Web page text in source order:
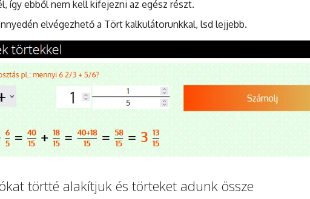
így ebből nem kell kifejezni az egész részt.
elvégezhető a Tört kalkulátorunkkal, lsd lejjebb.
törtté alakítjuk és törteket adunk össze